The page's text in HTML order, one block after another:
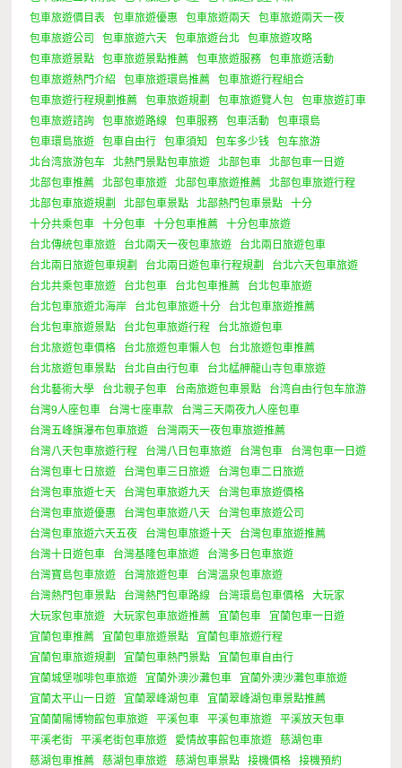
包車旅遊價目表
包車旅遊優惠 包車旅遊兩天
包車旅遊兩天一夜
包車旅遊公司
包車旅遊六天 包車旅遊台北
包車旅遊攻略
包車旅遊景點
包車旅遊景點推薦 包車旅遊服務
包車旅遊活動
包車旅遊熱門介紹
包車旅遊環島推薦
包車旅遊行程組合
包車旅遊行程規劃推薦
包車旅遊規劃 包車旅遊覽人包
包車旅遊訂車
包車旅遊諮詢
包車旅遊路線 包車服務 包車活動
包車環島
包車環島旅遊
包車自由行 包車須知 包车多少钱
包车旅游
北台湾旅游包车
北熱門景點包車旅遊 北部包車
北部包車一日遊
北部包車推薦
北部包車旅遊 北部包車旅遊推薦
北部包車旅遊行程
北部包車旅遊規劃
北部包車景點 北部熱門包車景點
十分
十分共乘包車
十分包車 十分包車推薦
十分包車旅遊
台北傳統包車旅遊
台北兩天一夜包車旅遊
台北兩日旅遊包車
台北兩日旅遊包車規劃
台北兩日遊包車行程規劃
台北六天包車旅遊
台北共乘包車旅遊
台北包車 台北包車推薦
台北包車旅遊
台北包車旅遊北海岸
台北包車旅遊十分
台北包車旅遊推薦
台北包車旅遊景點
台北包車旅遊行程
台北旅遊包車
台北旅遊包車價格
台北旅遊包車懶人包
台北旅遊包車推薦
台北旅遊包車景點
台北自由行包車
台北艋舺龍山寺包車旅遊
台北藝術大學
台北親子包車 台南旅遊包車景點
台湾自由行包车旅游
台灣9人座包車
台灣七座車款
台灣三天兩夜九人座包車
台灣五峰旗瀑布包車旅遊
台灣兩天一夜包車旅遊推薦
台灣八天包車旅遊行程
台灣八日包車旅遊 台灣包車
台灣包車一日遊
台灣包車七日旅遊
台灣包車三日旅遊
台灣包車二日旅遊
台灣包車旅遊七天
台灣包車旅遊九天
台灣包車旅遊價格
台灣包車旅遊優惠
台灣包車旅遊八天
台灣包車旅遊公司
台灣包車旅遊六天五夜
台灣包車旅遊十天
台灣包車旅遊推薦
台灣十日遊包車
台灣基隆包車旅遊
台灣多日包車旅遊
台灣寶島包車旅遊
台灣旅遊包車
台灣溫泉包車旅遊
台灣熱門包車景點
台灣熱門包車路線 台灣環島包車價格
大玩家
大玩家包車旅遊
大玩家包車旅遊推薦 宜蘭包車
宜蘭包車一日遊
宜蘭包車推薦
宜蘭包車旅遊景點
宜蘭包車旅遊行程
宜蘭包車旅遊規劃
宜蘭包車熱門景點
宜蘭包車自由行
宜蘭城堡咖啡包車旅遊
宜蘭外澳沙灘包車
宜蘭外澳沙灘包車旅遊
宜蘭太平山一日遊
宜蘭翠峰湖包車
宜蘭翠峰湖包車景點推薦
宜蘭蘭陽博物館包車旅遊
平溪包車 平溪包車旅遊
平溪放天包車
平溪老街
平溪老街包車旅遊 愛情故事館包車旅遊
慈湖包車
慈湖包車推薦
慈湖包車旅遊 慈湖包車景點 接機價格
接機預約